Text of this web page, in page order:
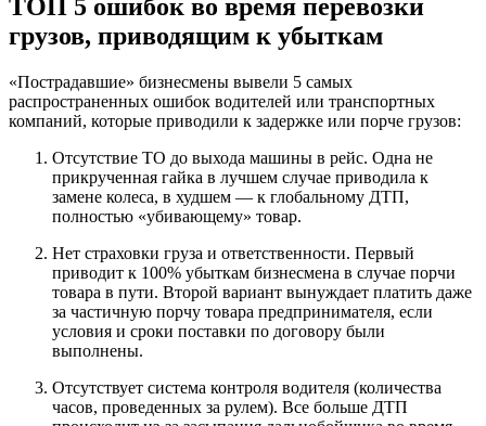
ТОП 5 ошибок во время перевозки
грузов, приводящим к убыткам
«Пострадавшие» бизнесмены вывели 5 самых
распространенных ошибок водителей или транспортных
компаний, которые приводили к задержке или порче грузов:
Отсутствие ТО до выхода машины в рейс. Одна не
прикрученная гайка в лучшем случае приводила к
замене колеса, в худшем — к глобальному ДТП,
полностью «убивающему» товар.
Нет страховки груза и ответственности. Первый
приводит к 100% убыткам бизнесмена в случае порчи
товара в пути. Второй вариант вынуждает платить даже
за частичную порчу товара предпринимателя, если
условия и сроки поставки по договору были
выполнены.
Отсутствует система контроля водителя (количества
часов, проведенных за рулем). Все больше ДТП